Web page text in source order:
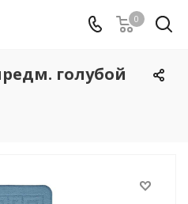
0
голубой